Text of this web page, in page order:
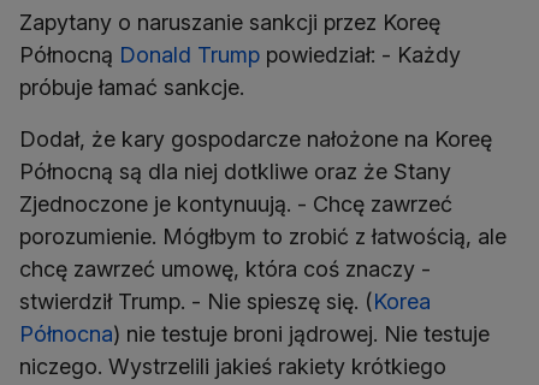
Zapytany o naruszanie sankcji przez Koreę
Północną Donald Trump powiedział: - Każdy
próbuje łamać sankcje.
Dodał, że kary gospodarcze nałożone na Koreę
Północną są dla niej dotkliwe oraz że Stany
Zjednoczone je kontynuują. - Chcę zawrzeć
porozumienie. Mógłbym to zrobić z łatwością, ale
chcę zawrzeć umowę, która coś znaczy -
stwierdził Trump. - Nie spieszę się. (Korea
Północna) nie testuje broni jądrowej. Nie testuje
niczego. Wystrzelili jakieś rakiety krótkiego